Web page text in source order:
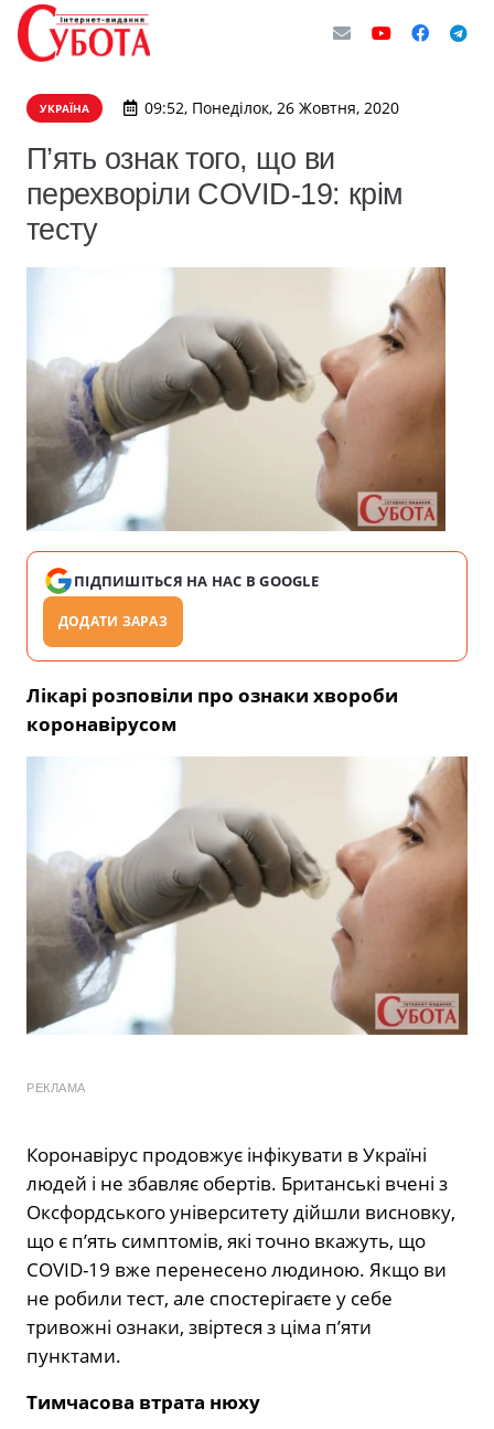
УКРАЇНА 09:52, Понеділок, 26 Жовтня, 2020
П’ять ознак того, що ви
перехворіли COVID-19: крім
тесту
ПІДПИШІТЬСЯ НА НАС В GOOGLE
ДОДАТИ ЗАРАЗ
Лікарі розповіли про ознаки хвороби
коронавірусом
РЕКЛАМА
Коронавірус продовжує інфікувати в Україні
людей і не збавляє обертів. Британські вчені з
Оксфордського університету дійшли висновку,
що є п’ять симптомів, які точно вкажуть, що
COVID-19 вже перенесено людиною. Якщо ви
не робили тест, але спостерігаєте у себе
тривожні ознаки, звіртеся з ціма п’яти
пунктами.
Тимчасова втрата нюху